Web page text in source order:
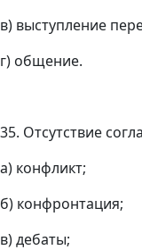
в) выступление
г) общение.
35. Отсутствие
а) конфликт;
б) конфронтация;
в) дебаты;